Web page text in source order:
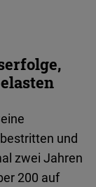
und
zwei Jahren
200 auf